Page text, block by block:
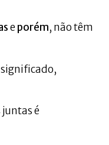
eporém, não têm
é